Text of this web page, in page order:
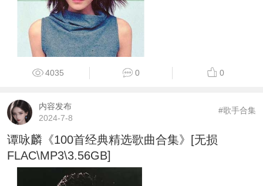
4035 0 0
内容发布
2024-7-8
#歌手合集
谭咏麟《100首经典精选歌曲合集》[无损
FLAC\MP3\3.56GB]